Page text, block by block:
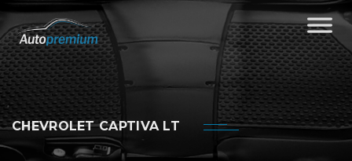
CHEVROLET CAPTIVA LT